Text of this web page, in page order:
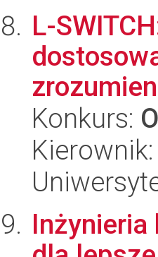
L-
Konkurs: